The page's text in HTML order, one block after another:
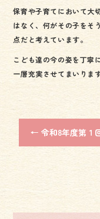
保育や子育てにおいて大
はなく、何がその子をそ
点だと考えています。
こども達の今の姿を丁寧
一層充実させてまいります
← 令和8年度第１